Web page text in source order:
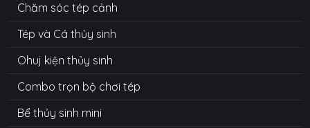
Chăm sóc tép cảnh
Tép và Cá thủy sinh
Ohuj kiện thủy sinh
Combo trọn bộ chơi tép
Bể thủy sinh mini